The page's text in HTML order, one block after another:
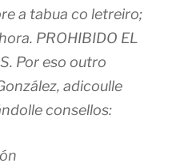
a tabua co letreiro;
PROHIBIDO EL
Por eso outro
adicoulle
consellos: